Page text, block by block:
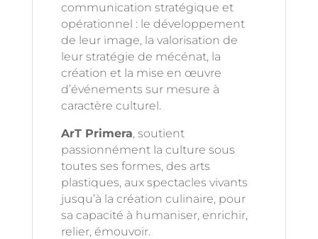
communication stratégique et
opérationnel : le développement
de leur image, la valorisation de
leur stratégie de mécénat, la
création et la mise en œuvre
d’événements sur mesure à
caractère culturel.
ArT Primera, soutient
passionnément la culture sous
toutes ses formes, des arts
plastiques, aux spectacles vivants
jusqu’à la création culinaire, pour
sa capacité à humaniser, enrichir,
relier, émouvoir.